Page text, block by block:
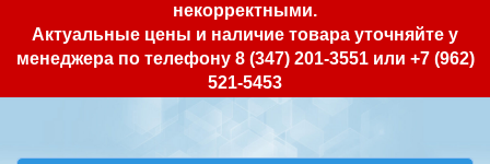
некорректными.
Актуальные цены и наличие товара уточняйте у
менеджера по телефону 8 (347) 201-3551или +7 (962)
521-5453